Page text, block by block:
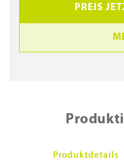
PREIS
Produktdetails